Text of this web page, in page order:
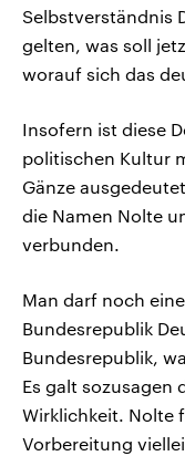
Selbstverständnis
gelten, was soll
worauf sich das
Insofern ist diese
politischen Kultur
Gänze
die Namen Nolte
verbunden.
Man darf noch
Bundesrepublik
Bundesrepublik,
Es galt sozusagen
Wirklichkeit. Nolte
Vorbereitung